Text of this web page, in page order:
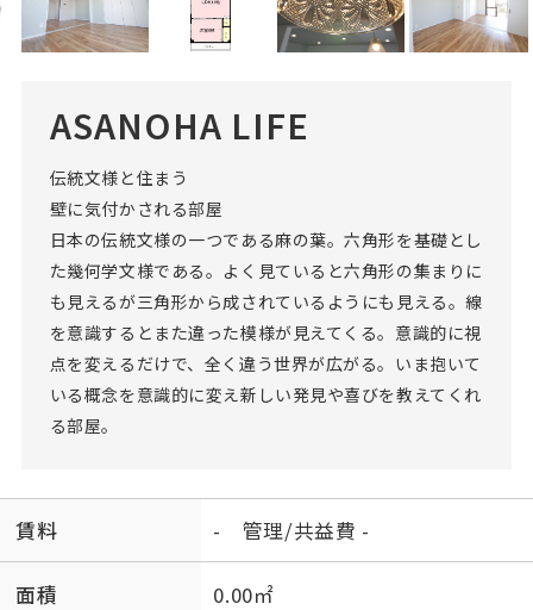
ASANOHA LIFE
伝統文様と住まう
壁に気付かされる部屋
日本の伝統文様の一つである麻の葉。六角形を基礎とし
た幾何学文様である。よく見ていると六角形の集まりに
も見えるが三角形から成されているようにも見える。線
を意識するとまた違った模様が見えてくる。意識的に視
点を変えるだけで、全く違う世界が広がる。いま抱いて
いる概念を意識的に変え新しい発見や喜びを教えてくれ
る部屋。
賃料 - 管理/共益費 -
面積 0.00㎡